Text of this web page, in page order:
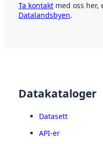
Ta kontakt med oss
Datalandsbyen.
Datakataloger
Datasett
API-er